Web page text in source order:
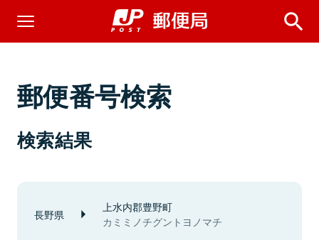
郵便番号検索
検索結果
長野県 上水内郡豊野町
カミミノチグントヨノマチ